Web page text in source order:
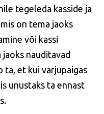
tegeleda kasside ja
on tema jaoks
või kassi
nauditavad
ta, et kui varjupaigas
unustaks ta ennast